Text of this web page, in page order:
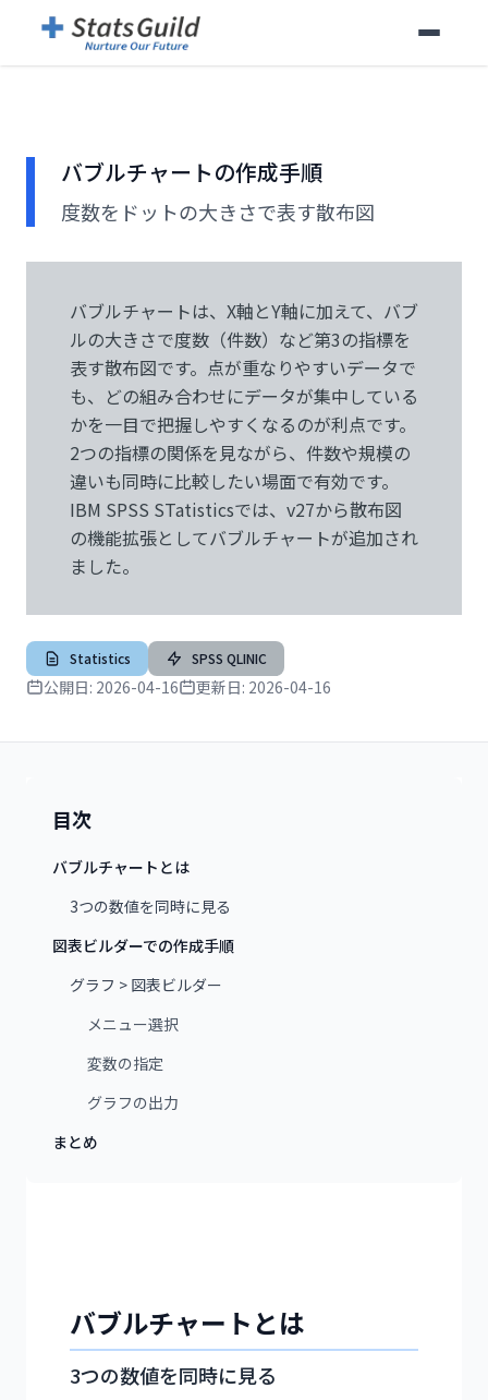
バブルチャートの作成手順
度数をドットの大きさで表す散布図
バブルチャートは、X軸とY軸に加えて、バブ
ルの大きさで度数（件数）など第3の指標を
表す散布図です。点が重なりやすいデータで
も、どの組み合わせにデータが集中している
かを一目で把握しやすくなるのが利点です。
2つの指標の関係を見ながら、件数や規模の
違いも同時に比較したい場面で有効です。
IBM SPSS STatisticsでは、v27から散布図
の機能拡張としてバブルチャートが追加され
ました。
Statistics SPSS QLINIC
公開日: 2026-04-16 更新日: 2026-04-16
目次
バブルチャートとは
3つの数値を同時に見る
図表ビルダーでの作成手順
グラフ > 図表ビルダー
メニュー選択
変数の指定
グラフの出力
まとめ
バブルチャートとは
3つの数値を同時に見る